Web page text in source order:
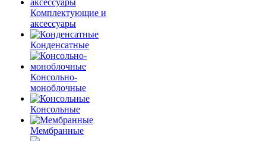
Комплектующие и
аксессуары
Конденсатные
Консольно-
моноблочные
Консольные
Мембранные